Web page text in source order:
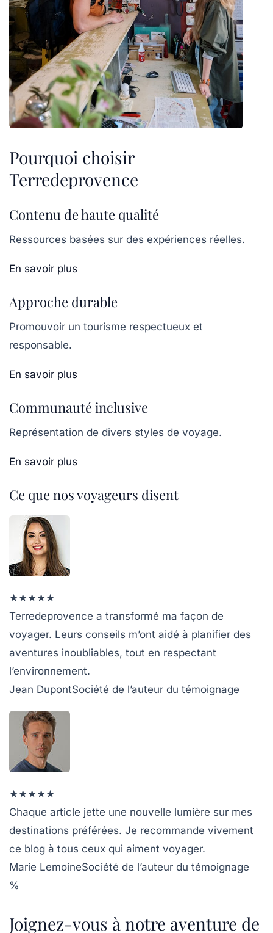
Pourquoi choisir
Terredeprovence
Contenu de haute qualité
Ressources basées sur des expériences réelles.
En savoir plus
Approche durable
Promouvoir un tourisme respectueux et
responsable.
En savoir plus
Communauté inclusive
Représentation de divers styles de voyage.
En savoir plus
Ce que nos voyageurs disent
★★★★★
Terredeprovence a transformé ma façon de
voyager. Leurs conseils m’ont aidé à planifier des
aventures inoubliables, tout en respectant
l’environnement.
Jean DupontSociété de l’auteur du témoignage
★★★★★
Chaque article jette une nouvelle lumière sur mes
destinations préférées. Je recommande vivement
ce blog à tous ceux qui aiment voyager.
Marie LemoineSociété de l’auteur du témoignage
%
Joignez-vous à notre aventure de